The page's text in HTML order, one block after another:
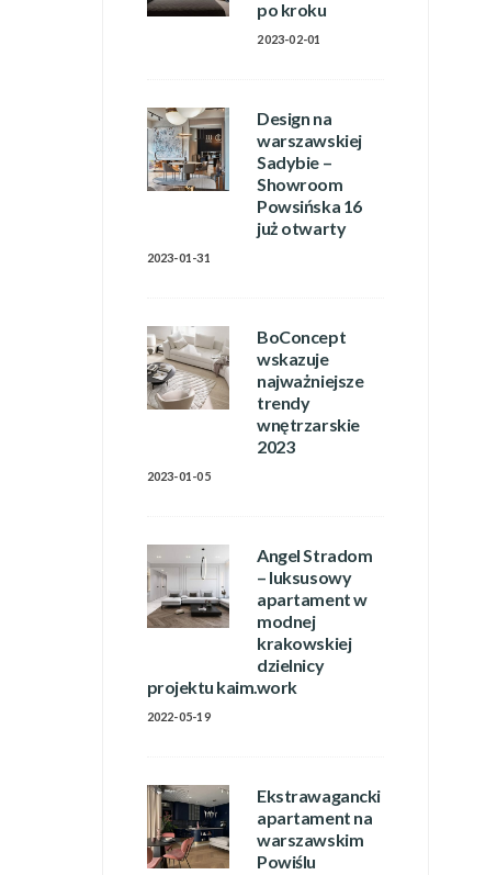
po kroku
2023-02-01
Design na
warszawskiej
Sadybie –
Showroom
Powsińska 16
już otwarty
2023-01-31
BoConcept
wskazuje
najważniejsze
trendy
wnętrzarskie
2023
2023-01-05
Angel Stradom
– luksusowy
apartament w
modnej
krakowskiej
dzielnicy
projektu kaim.work
2022-05-19
Ekstrawagancki
apartament na
warszawskim
Powiślu